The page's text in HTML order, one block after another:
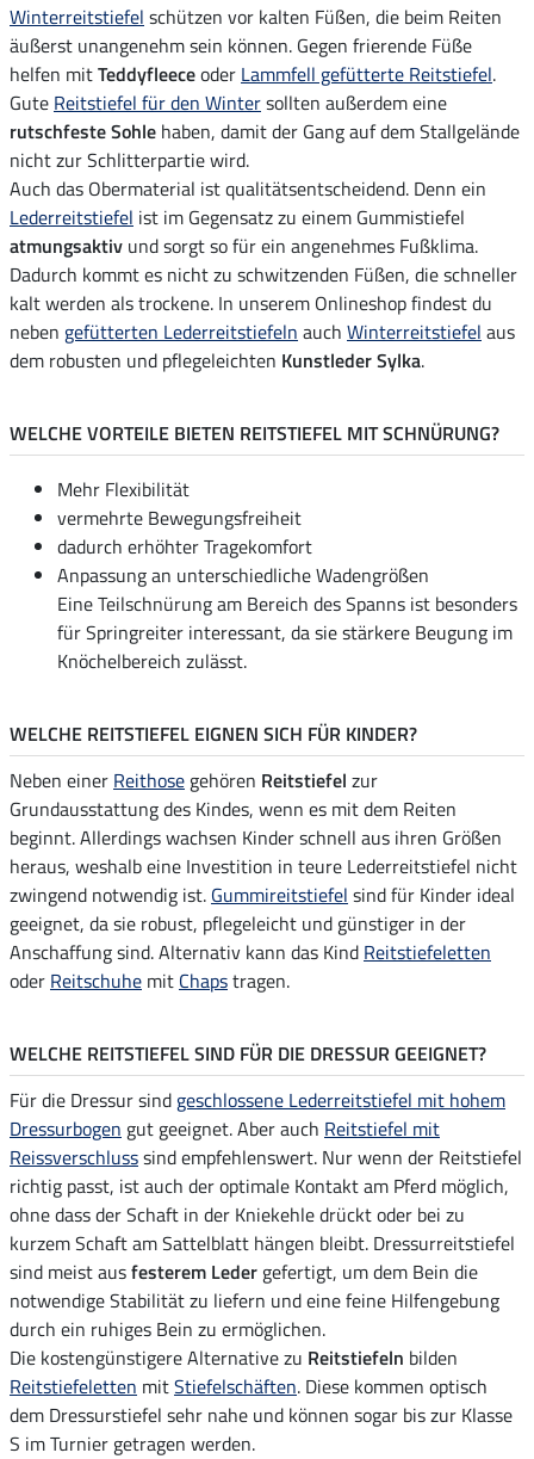
Winterreitstiefel schützen vor kalten Füßen, die beim Reiten
äußerst unangenehm sein können. Gegen frierende Füße
helfen mitTeddyfleeceoder Lammfell gefütterte Reitstiefel.
Gute Reitstiefel für den Wintersollten außerdem eine
rutschfeste Sohle haben, damit der Gang auf dem Stallgelände
nicht zur Schlitterpartie wird.
Auch das Obermaterial ist qualitätsentscheidend. Denn ein
Lederreitstiefel ist im Gegensatz zu einem Gummistiefel
atmungsaktiv und sorgt so für ein angenehmes Fußklima.
Dadurch kommt es nicht zu schwitzenden Füßen, die schneller
kalt werden als trockene. In unserem Onlineshop findest du
neben gefütterten Lederreitstiefeln auch Winterreitstiefel aus
dem robusten und pflegeleichten Kunstleder Sylka.
WELCHE VORTEILE BIETEN REITSTIEFEL MIT SCHNÜRUNG?
Mehr Flexibilität
vermehrte Bewegungsfreiheit
dadurch erhöhter Tragekomfort
Anpassung an unterschiedliche Wadengrößen
Eine Teilschnürung am Bereich des Spanns ist besonders
für Springreiter interessant, da sie stärkere Beugung im
Knöchelbereich zulässt.
WELCHE REITSTIEFEL EIGNEN SICH FÜR KINDER?
Neben einer Reithose gehören Reitstiefel zur
Grundausstattung des Kindes, wenn es mit dem Reiten
beginnt. Allerdings wachsen Kinder schnell aus ihren Größen
heraus, weshalb eine Investition in teure Lederreitstiefel nicht
zwingend notwendig ist. Gummireitstiefel sind für Kinder ideal
geeignet, da sie robust, pflegeleicht und günstiger in der
Anschaffung sind. Alternativ kann das Kind Reitstiefeletten
oder Reitschuhe mit Chapstragen.
WELCHE REITSTIEFEL SIND FÜR DIE DRESSUR GEEIGNET?
Für die Dressur sind geschlossene Lederreitstiefel mit hohem
Dressurbogen gut geeignet. Aber auch Reitstiefel mit
Reissverschlusssind empfehlenswert. Nur wenn der Reitstiefel
richtig passt, ist auch der optimale Kontakt am Pferd möglich,
ohne dass der Schaft in der Kniekehle drückt oder bei zu
kurzem Schaft am Sattelblatt hängen bleibt. Dressurreitstiefel
sind meist ausfesterem Leder gefertigt, um dem Bein die
notwendige Stabilität zu liefern und eine feine Hilfengebung
durch ein ruhiges Bein zu ermöglichen.
Die kostengünstigere Alternative zu Reitstiefeln bilden
Reitstiefeletten mitStiefelschäften. Diese kommen optisch
dem Dressurstiefel sehr nahe und können sogar bis zur Klasse
S im Turnier getragen werden.